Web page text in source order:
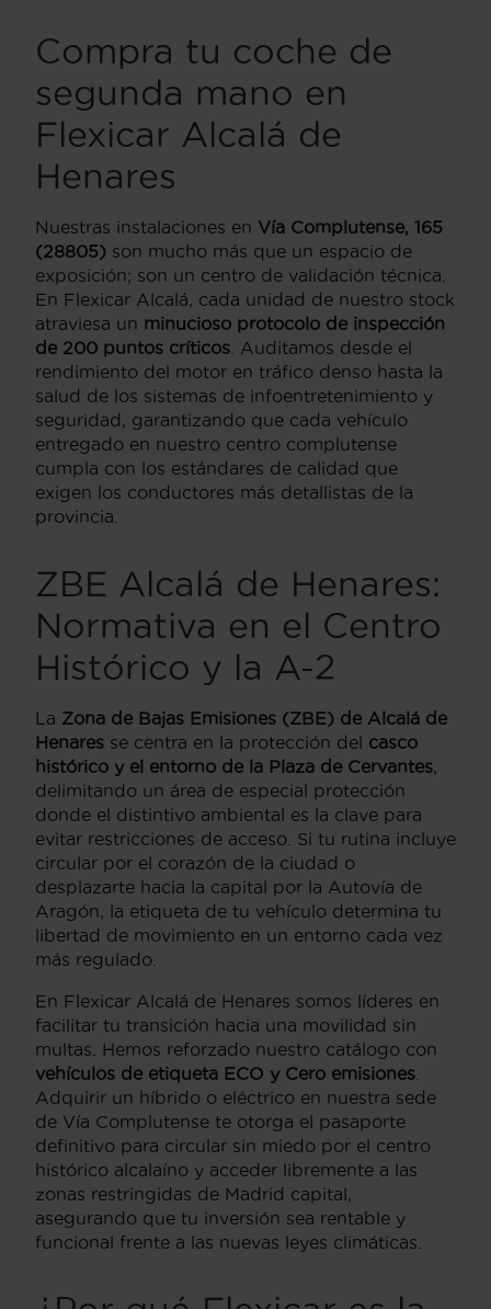
Compra tu coche de
segunda mano en
Flexicar Alcalá de
Henares
Nuestras instalaciones en Vía Complutense, 165
(28805) son mucho más que un espacio de
exposición; son un centro de validación técnica.
En Flexicar Alcalá, cada unidad de nuestro stock
atraviesa un minucioso protocolo de inspección
de 200 puntos críticos . Auditamos desde el
rendimiento del motor en tráfico denso hasta la
salud de los sistemas de infoentretenimiento y
seguridad, garantizando que cada vehículo
entregado en nuestro centro complutense
cumpla con los estándares de calidad que
exigen los conductores más detallistas de la
provincia.
ZBE Alcalá de Henares:
Normativa en el Centro
Histórico y la A-2
La Zona de Bajas Emisiones (ZBE) de Alcalá de
Henares se centra en la protección del casco
histórico y el entorno de la Plaza de Cervantes
delimitando un área de especial protección
donde el distintivo ambiental es la clave para
evitar restricciones de acceso. Si tu rutina incluye
circular por el corazón de la ciudad o
desplazarte hacia la capital por la Autovía de
Aragón, la etiqueta de tu vehículo determina tu
libertad de movimiento en un entorno cada vez
más regulado.
En Flexicar Alcalá de Henares somos líderes en
facilitar tu transición hacia una movilidad sin
multas. Hemos reforzado nuestro catálogo con
vehículos de etiqueta ECO y Cero emisiones
Adquirir un híbrido o eléctrico en nuestra sede
de Vía Complutense te otorga el pasaporte
definitivo para circular sin miedo por el centro
histórico alcalaíno y acceder libremente a las
zonas restringidas de Madrid capital,
asegurando que tu inversión sea rentable y
funcional frente a las nuevas leyes climáticas.